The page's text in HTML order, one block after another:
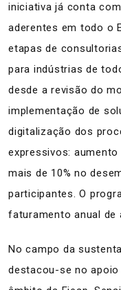
iniciativa já conta
aderentes em todo o
etapas de
para indústrias de
desde a revisão do
implementação de
digitalização dos
expressivos: aumento
mais de 10% no
participantes. O
faturamento anual de
No campo da
destacou-se no apoio